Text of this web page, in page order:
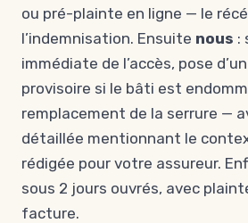
ou pré-plainte en ligne — le
l’indemnisation. Ensuite nous :
immédiate de l’accès, pose
provisoire si le bâti est
remplacement de la serrure —
détaillée mentionnant le
rédigée pour votre assureur.
sous 2 jours ouvrés, avec
facture.